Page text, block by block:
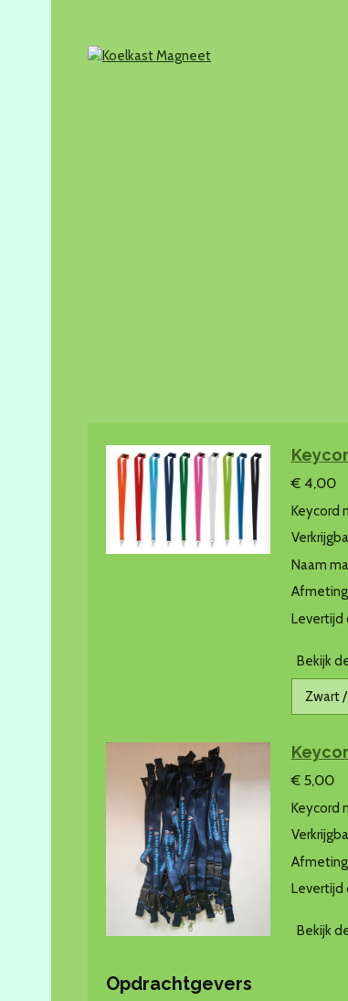
€ 4,00
Keycord
Naam
Afmeting
Levertijd
Bekijk
€ 5,00
Keycord
Afmeting
Levertijd
Bekijk
Opdrachtgevers